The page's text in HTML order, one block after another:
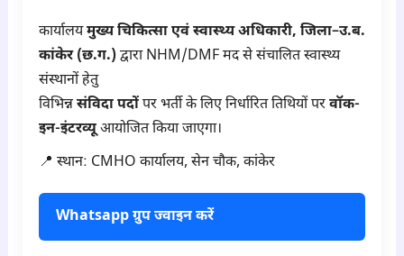
कार्यालयमुख्य चिकित्सा एवं स्वास्थ्य अधिकारी, जिला–उ.ब.
कांकेर (छ.ग.) द्वारा NHM/DMF मद से संचालित स्वास्थ्य
संस्थानों हेतु
विभिन्नसंविदा पदोंपर भर्ती के लिए निर्धारित तिथियों परवॉक-
इन-इंटरव्यूआयोजित किया जाएगा।
📍 स्थान: CMHO कार्यालय, सेन चौक, कांकेर
Whatsapp ग्रुप ज्वाइन करें